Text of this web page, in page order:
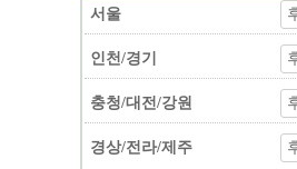
서울
인천/경기
충청/대전/강원
경상/전라/제주